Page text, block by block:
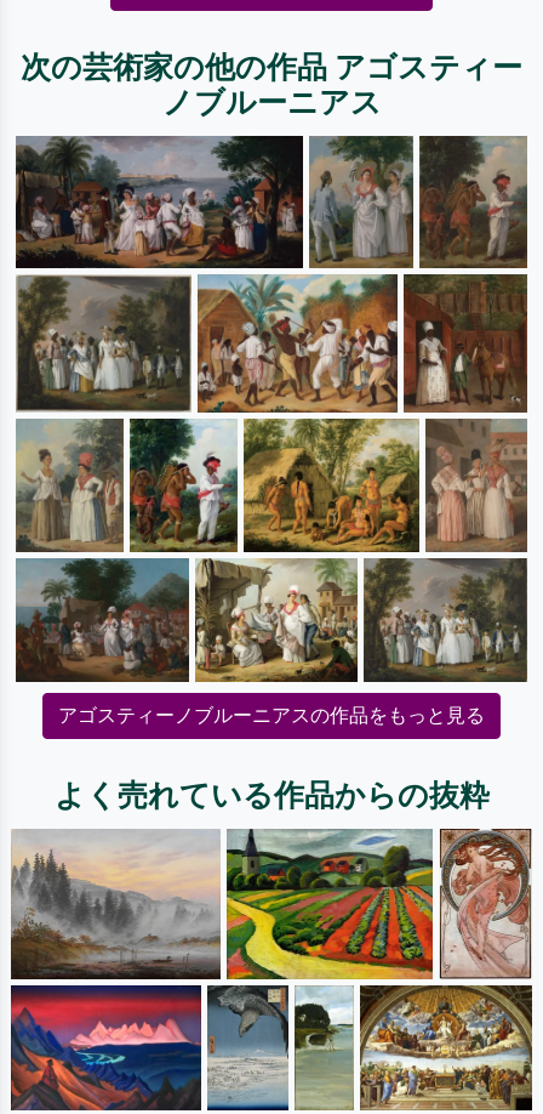
次の芸術家の他の作品 アゴスティー
ノブルーニアス
アゴスティーノブルーニアスの作品をもっと見る
よく売れている作品からの抜粋